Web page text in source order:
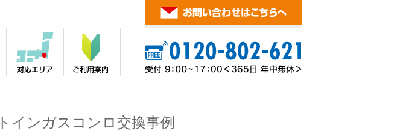
インガスコンロ交換事例